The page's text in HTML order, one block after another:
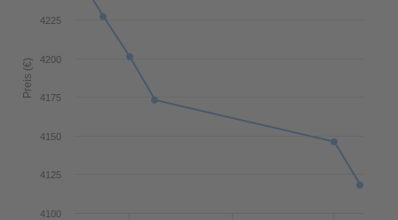
Preis (€)
4100
4125
4150
4175
4200
4225